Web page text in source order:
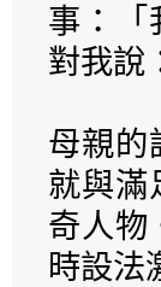
事：「
對我說
母親的
就與滿
奇人物
時設法